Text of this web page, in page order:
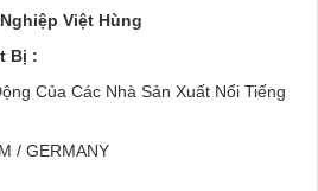
Việt Hùng
Bị :
Của Các Nhà Sản Xuất Nổi Tiếng
/ GERMANY